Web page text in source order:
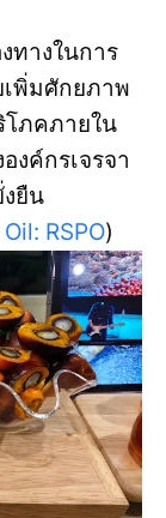
ทางในการ
เพิ่มศักยภาพ
โภคภายใน
งค์กรเจรจา
ยืน
RSPO)